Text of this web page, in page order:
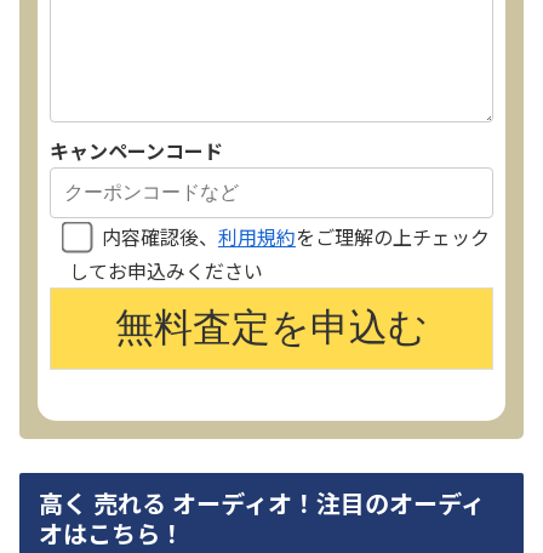
キャンペーンコード
内容確認後、 利用規約をご理解の上チェック
してお申込みください
高く 売れる オーディオ！注目のオーディ
オはこちら！